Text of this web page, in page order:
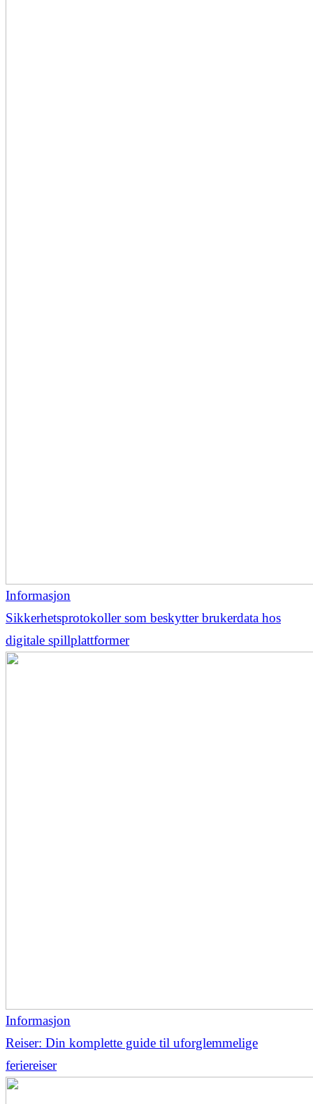
Informasjon
Sikkerhetsprotokoller som beskytter brukerdata hos
digitale spillplattformer
Informasjon
Reiser: Din komplette guide til uforglemmelige
feriereiser